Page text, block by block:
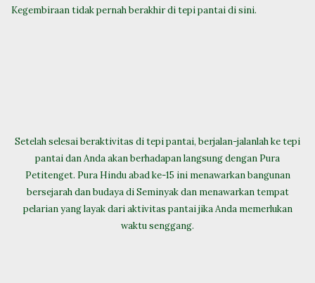
Kegembiraan tidak pernah berakhir di tepi pantai di sini.
Setelah selesai beraktivitas di tepi pantai, berjalan-jalanlah ke tepi
pantai dan Anda akan berhadapan langsung dengan Pura
Petitenget. Pura Hindu abad ke-15 ini menawarkan bangunan
bersejarah dan budaya di Seminyak dan menawarkan tempat
pelarian yang layak dari aktivitas pantai jika Anda memerlukan
waktu senggang.